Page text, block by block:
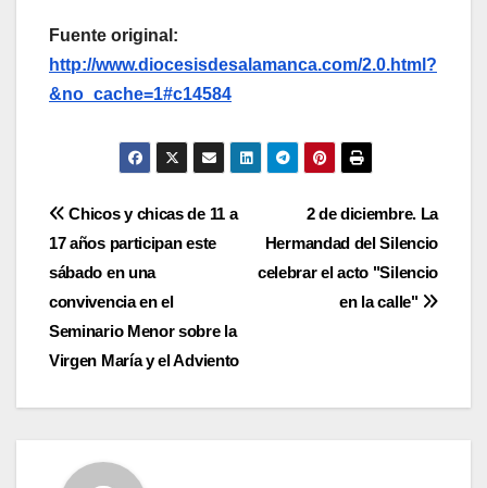
Fuente original:
http://www.diocesisdesalamanca.com/2.0.html?
&no_cache=1#c14584
Navegación
de
entradas
2 de diciembre. La
Hermandad del Silencio
celebrar el acto "Silencio
en la calle"
Chicos y chicas de 11 a
17 años participan este
sábado en una
convivencia en el
Seminario Menor sobre la
Virgen María y el Adviento